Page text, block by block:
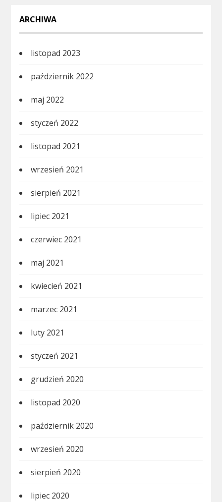
ARCHIWA
listopad 2023
październik 2022
maj 2022
styczeń 2022
listopad 2021
wrzesień 2021
sierpień 2021
lipiec 2021
czerwiec 2021
maj 2021
kwiecień 2021
marzec 2021
luty 2021
styczeń 2021
grudzień 2020
listopad 2020
październik 2020
wrzesień 2020
sierpień 2020
lipiec 2020